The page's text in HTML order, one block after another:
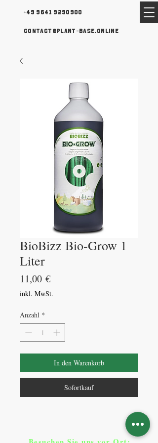
+49 9641 9290900
contact@plant-base.online
BioBizz Bio-Grow 1
Liter
11,00 €Preis
inkl. MwSt.
Anzahl *
In den Warenkorb
Sofortkauf